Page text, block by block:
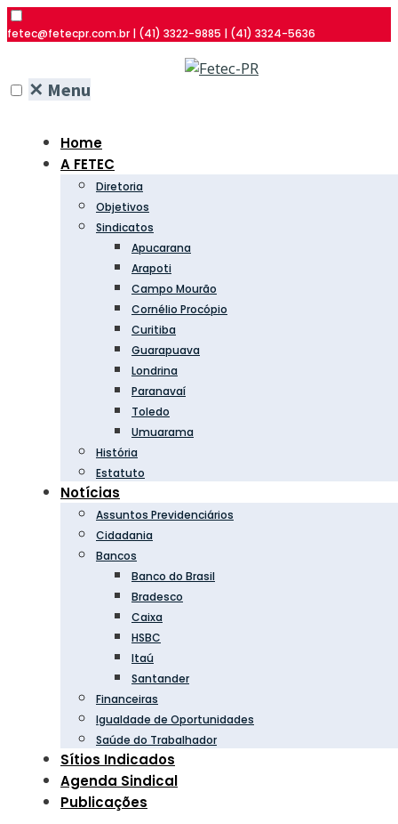
fetec@fetecpr.com.br | (41) 3322-9885 | (41) 3324-5636
✕ Menu
Home
A FETEC
Diretoria
Objetivos
Sindicatos
Apucarana
Arapoti
Campo Mourão
Cornélio Procópio
Curitiba
Guarapuava
Londrina
Paranavaí
Toledo
Umuarama
História
Estatuto
Notícias
Assuntos Previdenciários
Cidadania
Bancos
Banco do Brasil
Bradesco
Caixa
HSBC
Itaú
Santander
Financeiras
Igualdade de Oportunidades
Saúde do Trabalhador
Sítios Indicados
Agenda Sindical
Publicações